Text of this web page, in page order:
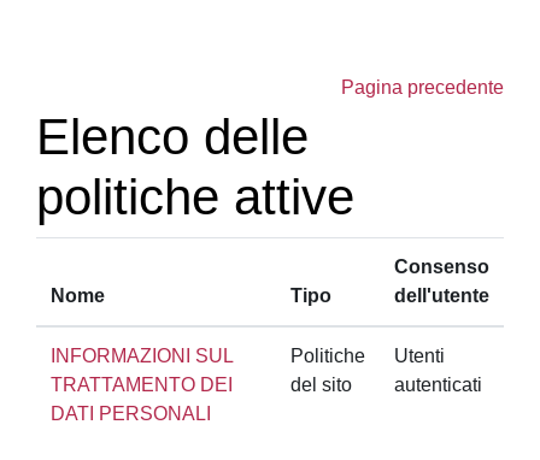
Pagina precedente
Elenco delle
politiche attive
Nome Tipo
Consenso
dell'utente
INFORMAZIONI SUL
TRATTAMENTO DEI
DATI PERSONALI
Politiche
del sito
Utenti
autenticati